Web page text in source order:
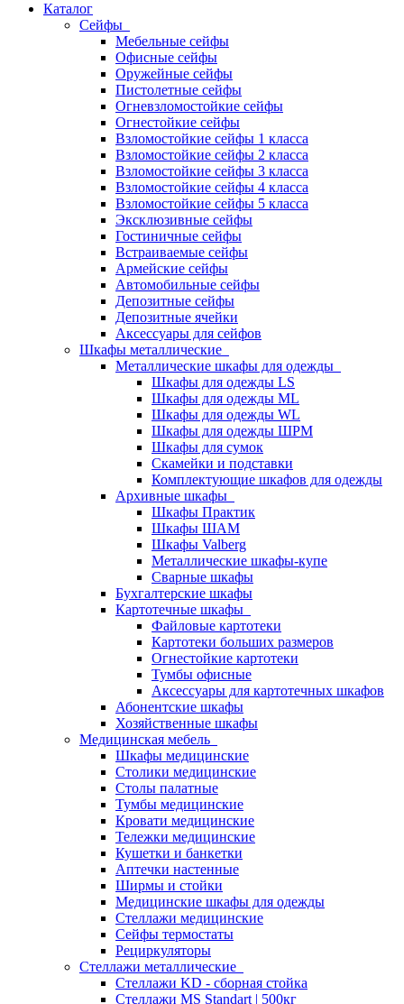
Каталог
Сейфы
Мебельные сейфы
Офисные сейфы
Оружейные сейфы
Пистолетные сейфы
Огневзломостойкие сейфы
Огнестойкие сейфы
Взломостойкие сейфы 1 класса
Взломостойкие сейфы 2 класса
Взломостойкие сейфы 3 класса
Взломостойкие сейфы 4 класса
Взломостойкие сейфы 5 класса
Эксклюзивные сейфы
Гостиничные сейфы
Встраиваемые сейфы
Армейские сейфы
Автомобильные сейфы
Депозитные сейфы
Депозитные ячейки
Аксессуары для сейфов
Шкафы металлические
Металлические шкафы для одежды
Шкафы для одежды LS
Шкафы для одежды ML
Шкафы для одежды WL
Шкафы для одежды ШРМ
Шкафы для сумок
Скамейки и подставки
Комплектующие шкафов для одежды
Архивные шкафы
Шкафы Практик
Шкафы ШАМ
Шкафы Valberg
Металлические шкафы-купе
Сварные шкафы
Бухгалтерские шкафы
Картотечные шкафы
Файловые картотеки
Картотеки больших размеров
Огнестойкие картотеки
Тумбы офисные
Аксессуары для картотечных шкафов
Абонентские шкафы
Хозяйственные шкафы
Медицинская мебель
Шкафы медицинские
Столики медицинские
Столы палатные
Тумбы медицинские
Кровати медицинские
Тележки медицинские
Кушетки и банкетки
Аптечки настенные
Ширмы и стойки
Медицинские шкафы для одежды
Стеллажи медицинские
Сейфы термостаты
Рециркуляторы
Стеллажи металлические
Стеллажи KD - сборная стойка
Стеллажи MS Standart | 500кг